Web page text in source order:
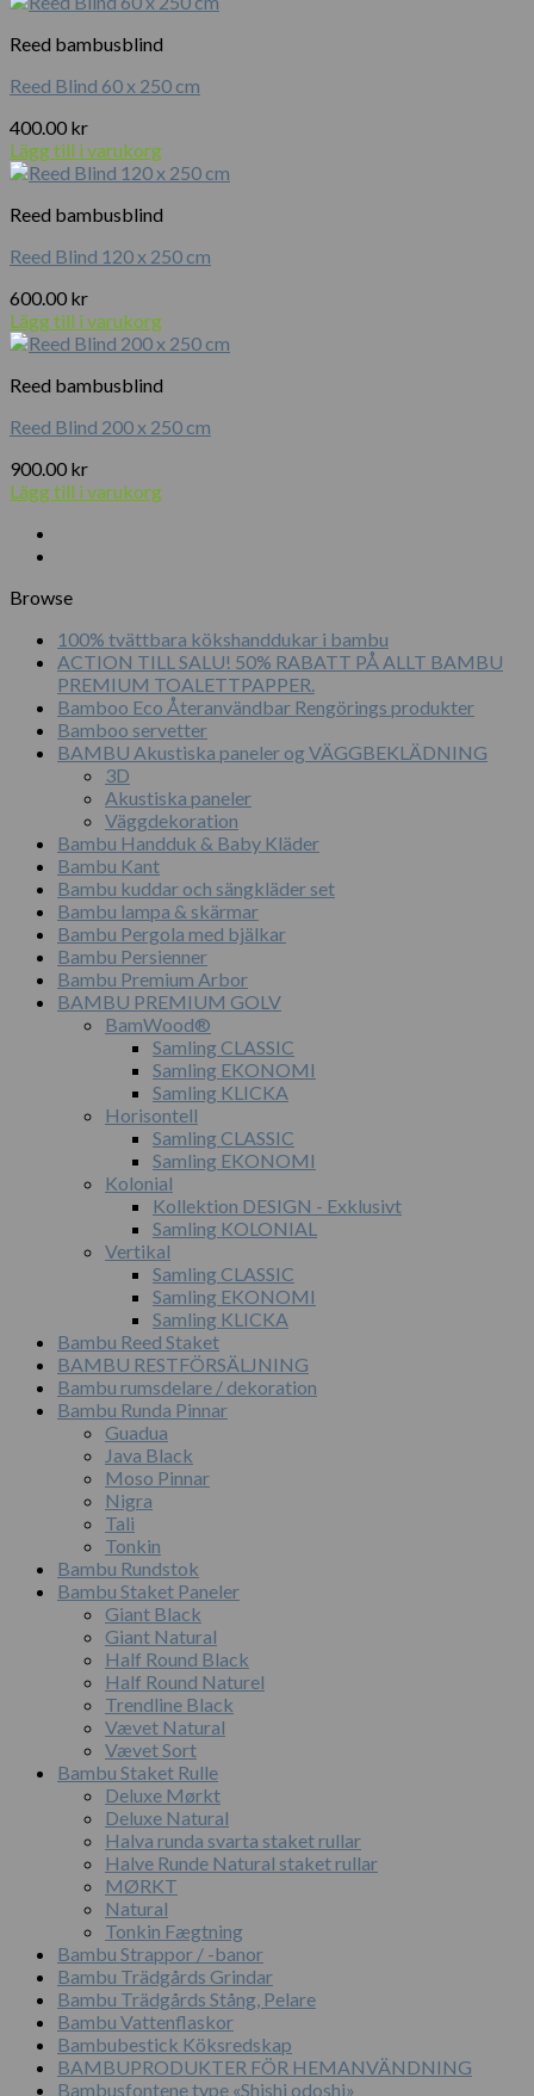
Reed bambusblind
Reed Blind 60 x 250 cm
400.00 kr
Lägg till i varukorg
Reed bambusblind
Reed Blind 120 x 250 cm
600.00 kr
Lägg till i varukorg
Reed bambusblind
Reed Blind 200 x 250 cm
900.00 kr
Lägg till i varukorg
Browse
100% tvättbara kökshanddukar i bambu
ACTION TILL SALU! 50% RABATT PÅ ALLT BAMBU
PREMIUM TOALETTPAPPER.
Bamboo Eco Återanvändbar Rengörings produkter
Bamboo servetter
BAMBU Akustiska paneler og VÄGGBEKLÄDNING
3D
Akustiska paneler
Väggdekoration
Bambu Handduk & Baby Kläder
Bambu Kant
Bambu kuddar och sängkläder set
Bambu lampa & skärmar
Bambu Pergola med bjälkar
Bambu Persienner
Bambu Premium Arbor
BAMBU PREMIUM GOLV
BamWood®
Samling CLASSIC
Samling EKONOMI
Samling KLICKA
Horisontell
Samling CLASSIC
Samling EKONOMI
Kolonial
Kollektion DESIGN - Exklusivt
Samling KOLONIAL
Vertikal
Samling CLASSIC
Samling EKONOMI
Samling KLICKA
Bambu Reed Staket
BAMBU RESTFÖRSÄLJNING
Bambu rumsdelare / dekoration
Bambu Runda Pinnar
Guadua
Java Black
Moso Pinnar
Nigra
Tali
Tonkin
Bambu Rundstok
Bambu Staket Paneler
Giant Black
Giant Natural
Half Round Black
Half Round Naturel
Trendline Black
Vævet Natural
Vævet Sort
Bambu Staket Rulle
Deluxe Mørkt
Deluxe Natural
Halva runda svarta staket rullar
Halve Runde Natural staket rullar
MØRKT
Natural
Tonkin Fægtning
Bambu Strappor / -banor
Bambu Trädgårds Grindar
Bambu Trädgårds Stång, Pelare
Bambu Vattenflaskor
Bambubestick Köksredskap
BAMBUPRODUKTER FÖR HEMANVÄNDNING
Bambusfontene type «Shishi odoshi»